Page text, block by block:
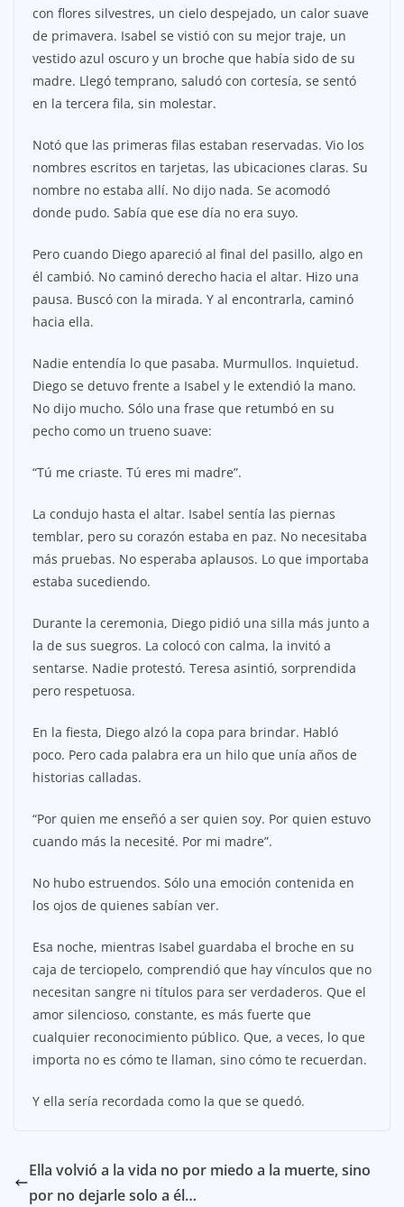
con flores silvestres, un cielo despejado, un calor suave
de primavera. Isabel se vistió con su mejor traje, un
vestido azul oscuro y un broche que había sido de su
madre. Llegó temprano, saludó con cortesía, se sentó
en la tercera fila, sin molestar.
Notó que las primeras filas estaban reservadas. Vio los
nombres escritos en tarjetas, las ubicaciones claras. Su
nombre no estaba allí. No dijo nada. Se acomodó
donde pudo. Sabía que ese día no era suyo.
Pero cuando Diego apareció al final del pasillo, algo en
él cambió. No caminó derecho hacia el altar. Hizo una
pausa. Buscó con la mirada. Y al encontrarla, caminó
hacia ella.
Nadie entendía lo que pasaba. Murmullos. Inquietud.
Diego se detuvo frente a Isabel y le extendió la mano.
No dijo mucho. Sólo una frase que retumbó en su
pecho como un trueno suave:
“Tú me criaste. Tú eres mi madre”.
La condujo hasta el altar. Isabel sentía las piernas
temblar, pero su corazón estaba en paz. No necesitaba
más pruebas. No esperaba aplausos. Lo que importaba
estaba sucediendo.
Durante la ceremonia, Diego pidió una silla más junto a
la de sus suegros. La colocó con calma, la invitó a
sentarse. Nadie protestó. Teresa asintió, sorprendida
pero respetuosa.
En la fiesta, Diego alzó la copa para brindar. Habló
poco. Pero cada palabra era un hilo que unía años de
historias calladas.
“Por quien me enseñó a ser quien soy. Por quien estuvo
cuando más la necesité. Por mi madre”.
No hubo estruendos. Sólo una emoción contenida en
los ojos de quienes sabían ver.
Esa noche, mientras Isabel guardaba el broche en su
caja de terciopelo, comprendió que hay vínculos que no
necesitan sangre ni títulos para ser verdaderos. Que el
amor silencioso, constante, es más fuerte que
cualquier reconocimiento público. Que, a veces, lo que
importa no es cómo te llaman, sino cómo te recuerdan.
Y ella sería recordada como la que se quedó.
Ella volvió a la vida no por miedo a la muerte, sino
por no dejarle solo a él…